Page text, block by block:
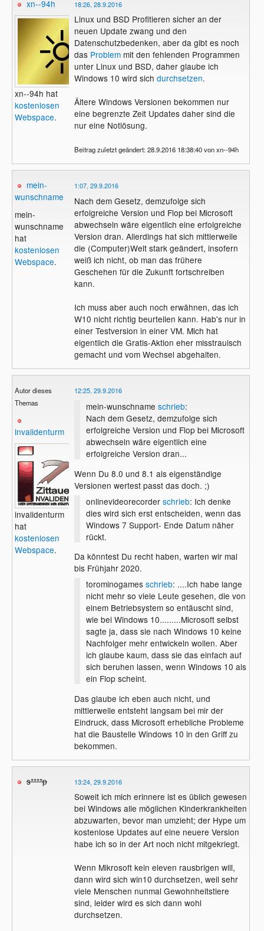
xn--94h
xn--94h hat
kostenlosen
Webspace.
18:26, 28.9.2016
Linux und BSD Profitieren sicher an der
neuen Update zwang und den
Datenschutzbedenken, aber da gibt es noch
das Problemmit den fehlenden Programmen
unter Linux und BSD, daher glaube ich
Windows 10 wird sich durchsetzen.
Ältere Windows Versionen bekommen nur
eine begrenzte Zeit Updates daher sind die
nur eine Notlösung.
Beitrag zuletzt geändert: 28.9.2016 18:38:40 von xn--94h
mein-
wunschname
mein-
wunschname
hat
kostenlosen
Webspace.
1:07, 29.9.2016
Nach dem Gesetz, demzufolge sich
erfolgreiche Version und Flop bei Microsoft
abwechseln wäre eigentlich eine erfolgreiche
Version dran. Allerdings hat sich mittlerweile
die (Computer)Welt stark geändert, insofern
weiß ich nicht, ob man das frühere
Geschehen für die Zukunft fortschreiben
kann.
Ich muss aber auch noch erwähnen, das ich
W10 nicht richtig beurteilen kann. Hab's nur in
einer Testversion in einer VM. Mich hat
eigentlich die Gratis-Aktion eher misstrauisch
gemacht und vom Wechsel abgehalten.
Autor dieses
Themas
invalidenturm
invalidenturm
hat
kostenlosen
Webspace.
12:25, 29.9.2016
mein-wunschname schrieb:
Nach dem Gesetz, demzufolge sich
erfolgreiche Version und Flop bei Microsoft
abwechseln wäre eigentlich eine
erfolgreiche Version dran...
Wenn Du 8.0 und 8.1 als eigenständige
Versionen wertest passt das doch. ;)
onlinevideorecorder schrieb: Ich denke
dies wird sich erst entscheiden, wenn das
Windows 7 Support- Ende Datum näher
rückt.
Da könntest Du recht haben, warten wir mal
bis Frühjahr 2020.
torominogames schrieb: ....Ich habe lange
nicht mehr so viele Leute gesehen, die von
einem Betriebsystem so entäuscht sind,
wie bei Windows 10.........Microsoft selbst
sagte ja, dass sie nach Windows 10 keine
Nachfolger mehr entwickeln wollen. Aber
ich glaube kaum, dass sie das einfach auf
sich beruhen lassen, wenn Windows 10 als
ein Flop scheint.
Das glaube ich eben auch nicht, und
mittlerweile entsteht langsam bei mir der
Eindruck, dass Microsoft erhebliche Probleme
hat die Baustelle Windows 10 in den Griff zu
bekommen.
s****p 13:24, 29.9.2016
Soweit ich mich erinnere ist es üblich gewesen
bei Windows alle möglichen Kinderkrankheiten
abzuwarten, bevor man umzieht; der Hype um
kostenlose Updates auf eine neuere Version
habe ich so in der Art noch nicht mitgekriegt.
Wenn Mikrosoft kein eleven rausbrigen will,
dann wird sich win10 durchsetzen, weil sehr
viele Menschen nunmal Gewohnheitstiere
sind, leider wird es sich dann wohl
durchsetzen.